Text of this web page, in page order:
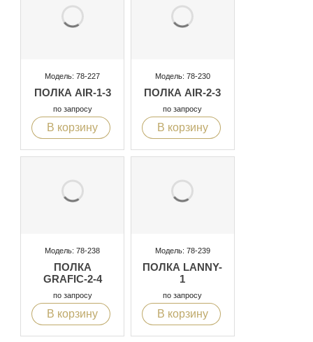
Модель: 78-227
ПОЛКА AIR-1-3
по запросу
В корзину
Модель: 78-230
ПОЛКА AIR-2-3
по запросу
В корзину
Модель: 78-238
ПОЛКА
GRAFIC-2-4
по запросу
В корзину
Модель: 78-239
ПОЛКА LANNY-
1
по запросу
В корзину